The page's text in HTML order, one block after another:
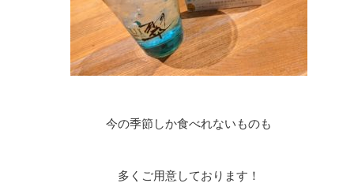
今の季節しか食べれないものも
多くご用意しております！